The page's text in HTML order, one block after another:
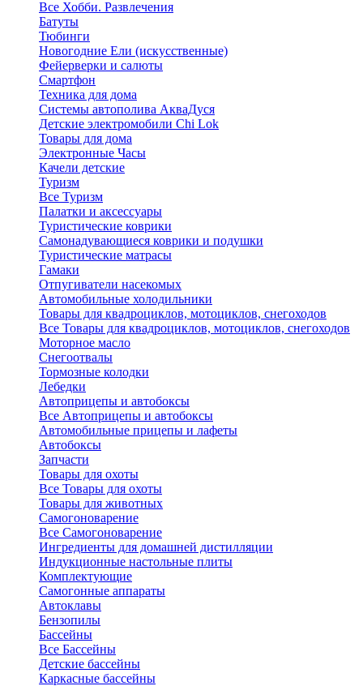
Все Хобби. Развлечения
Батуты
Тюбинги
Новогодние Ели (искусственные)
Фейерверки и салюты
Смартфон
Техника для дома
Системы автополива АкваДуся
Детские электромобили Chi Lok
Товары для дома
Электронные Часы
Качели детские
Туризм
Все Туризм
Палатки и аксессуары
Туристические коврики
Самонадувающиеся коврики и подушки
Туристические матрасы
Гамаки
Отпугиватели насекомых
Автомобильные холодильники
Товары для квадроциклов, мотоциклов, снегоходов
Все Товары для квадроциклов, мотоциклов, снегоходов
Моторное масло
Снегоотвалы
Тормозные колодки
Лебедки
Автоприцепы и автобоксы
Все Автоприцепы и автобоксы
Автомобильные прицепы и лафеты
Автобоксы
Запчасти
Товары для охоты
Все Товары для охоты
Товары для животных
Самогоноварение
Все Самогоноварение
Ингредиенты для домашней дистилляции
Индукционные настольные плиты
Комплектующие
Самогонные аппараты
Автоклавы
Бензопилы
Бассейны
Все Бассейны
Детские бассейны
Каркасные бассейны